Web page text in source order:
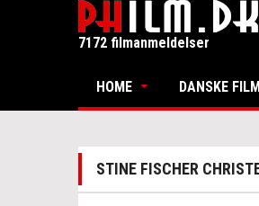
7172 filmanmeldelser
HOME DANSKE
STINE FISCHER